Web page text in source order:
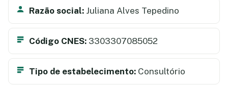
Razão social: Juliana Alves Tepedino
Código CNES: 3303307085052
Tipo de estabelecimento: Consultório